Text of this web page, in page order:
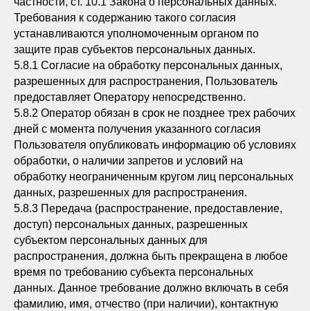
Требования к содержанию такого согласия
устанавливаются уполномоченным органом по
защите прав субъектов персональных данных.
5.8.1 Согласие на обработку персональных данных,
разрешенных для распространения, Пользователь
предоставляет Оператору непосредственно.
5.8.2 Оператор обязан в срок не позднее трех рабочих
дней с момента получения указанного согласия
Пользователя опубликовать информацию об условиях
обработки, о наличии запретов и условий на
обработку неограниченным кругом лиц персональных
данных, разрешенных для распространения.
5.8.3 Передача (распространение, предоставление,
доступ) персональных данных, разрешенных
субъектом персональных данных для
распространения, должна быть прекращена в любое
время по требованию субъекта персональных
данных. Данное требование должно включать в себя
фамилию, имя, отчество (при наличии), контактную